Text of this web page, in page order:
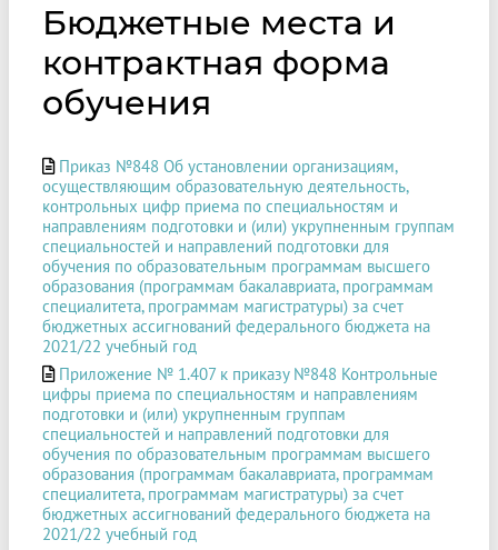
Бюджетные места и
контрактная форма
обучения
Приказ №848 Об установлении организациям,
осуществляющим образовательную деятельность,
контрольных цифр приема по специальностям и
направлениям подготовки и (или) укрупненным группам
специальностей и направлений подготовки для
обучения по образовательным программам высшего
образования (программам бакалавриата, программам
специалитета, программам магистратуры) за счет
бюджетных ассигнований федерального бюджета на
2021/22 учебный год
Приложение № 1.407 к приказу №848 Контрольные
цифры приема по специальностям и направлениям
подготовки и (или) укрупненным группам
специальностей и направлений подготовки для
обучения по образовательным программам высшего
образования (программам бакалавриата, программам
специалитета, программам магистратуры) за счет
бюджетных ассигнований федерального бюджета на
2021/22 учебный год